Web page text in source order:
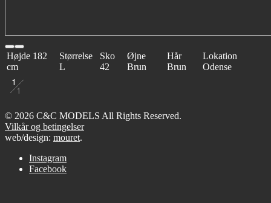
Højde 182
cm
Størrelse
L
Sko
42
Øjne
Brun
Hår
Brun
Lokation
Odense
1
1
© 2026 C&C MODELS All Rights Reserved.
Vilkår og betingelser
web/design: mouret.
Instagram
Facebook